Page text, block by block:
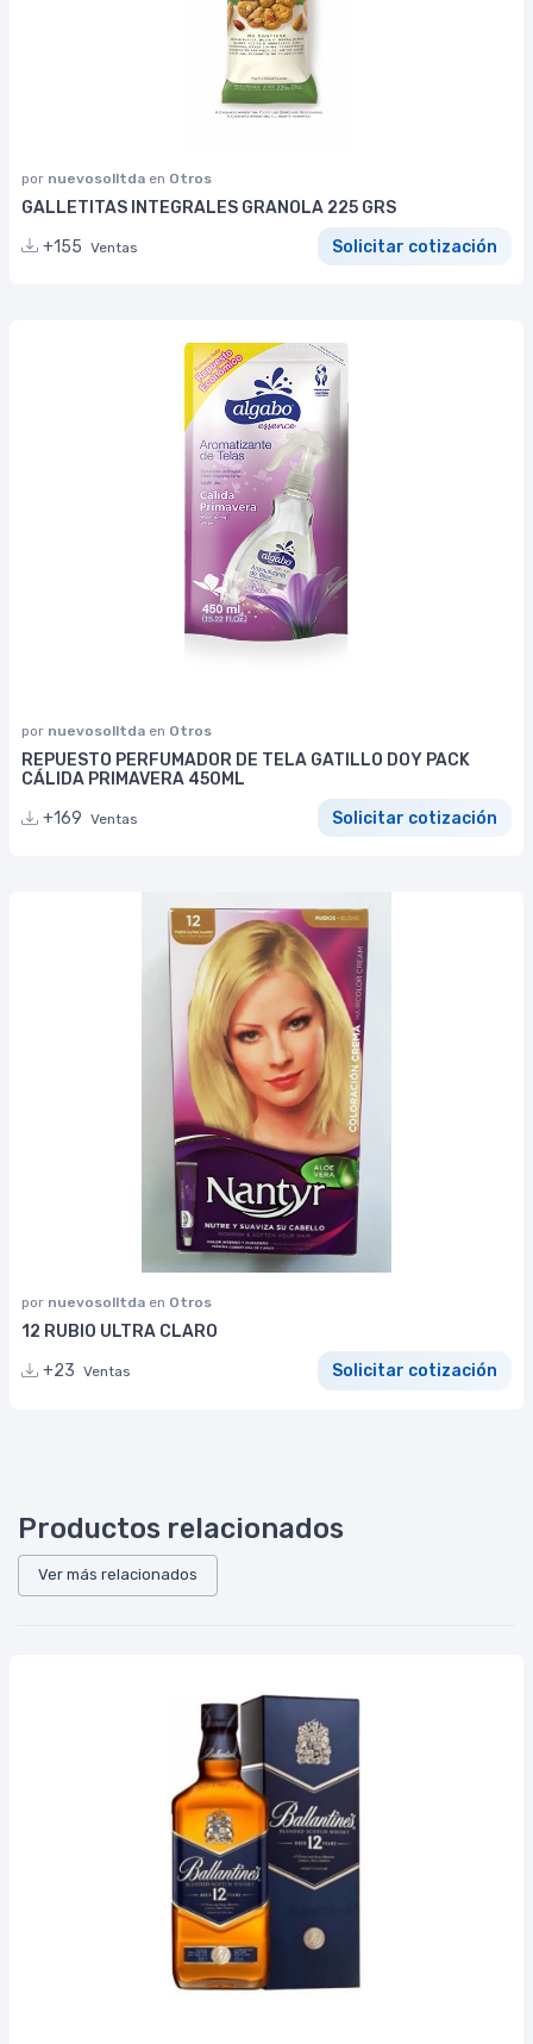
por nuevosolltda en Otros
GALLETITAS INTEGRALES GRANOLA 225 GRS
+155 Ventas Solicitar cotización
por nuevosolltda en Otros
REPUESTO PERFUMADOR DE TELA GATILLO DOY PACK
CÁLIDA PRIMAVERA 450ML
+169 Ventas Solicitar cotización
por nuevosolltda en Otros
12 RUBIO ULTRA CLARO
+23 Ventas Solicitar cotización
Productos relacionados
Ver más relacionados